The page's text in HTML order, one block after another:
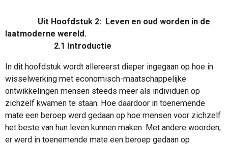
Uit Hoofdstuk 2: Leven en oud worden in de
laatmoderne wereld.
2.1
Introductie
In dit hoofdstuk wordt allereerst dieper ingegaan op hoe in
wisselwerking met economisch-maatschappelijke
ontwikkelingen mensen steeds meer als individuen op
zichzelf kwamen te staan. Hoe daardoor in toenemende
mate een beroep werd gedaan op hoe mensen voor zichzelf
het beste van hun leven kunnen maken. Met andere woorden,
er werd in toenemende mate een beroep gedaan op